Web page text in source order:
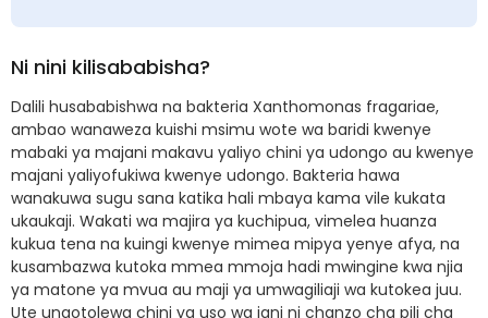
Ni nini kilisababisha?
Dalili husababishwa na bakteria Xanthomonas fragariae,
ambao wanaweza kuishi msimu wote wa baridi kwenye
mabaki ya majani makavu yaliyo chini ya udongo au kwenye
majani yaliyofukiwa kwenye udongo. Bakteria hawa
wanakuwa sugu sana katika hali mbaya kama vile kukata
ukaukaji. Wakati wa majira ya kuchipua, vimelea huanza
kukua tena na kuingi kwenye mimea mipya yenye afya, na
kusambazwa kutoka mmea mmoja hadi mwingine kwa njia
ya matone ya mvua au maji ya umwagiliaji wa kutokea juu.
Ute unaotolewa chini ya uso wa jani ni chanzo cha pili cha